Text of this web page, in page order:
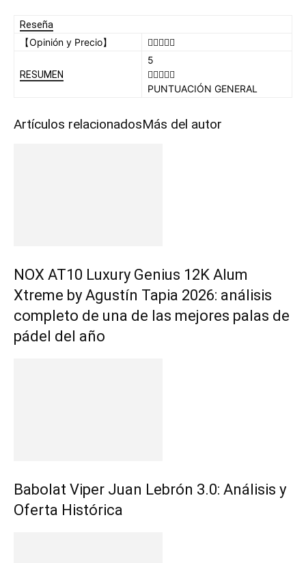
Reseña
【Opinión y Precio】
RESUMEN
5
PUNTUACIÓN GENERAL
Artículos relacionadosMás del autor
NOX AT10 Luxury Genius 12K Alum
Xtreme by Agustín Tapia 2026: análisis
completo de una de las mejores palas de
pádel del año
Babolat Viper Juan Lebrón 3.0: Análisis y
Oferta Histórica